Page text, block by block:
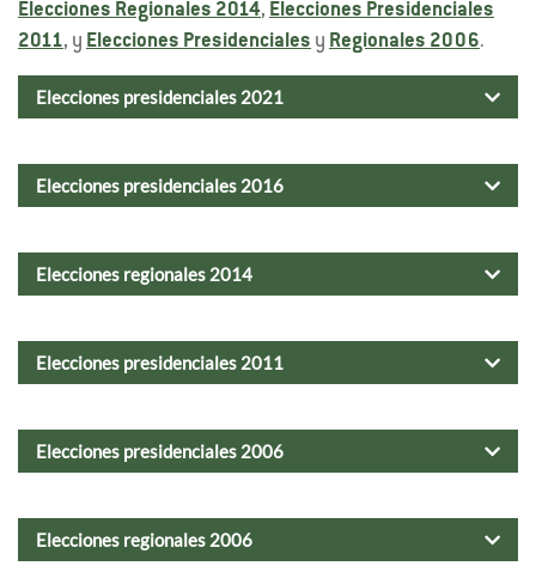
Elecciones Regionales 2014, Elecciones Presidenciales
2011, y Elecciones Presidenciales y Regionales 2006.
Elecciones presidenciales 2021
Elecciones presidenciales 2016
Elecciones regionales 2014
Elecciones presidenciales 2011
Elecciones presidenciales 2006
Elecciones regionales 2006